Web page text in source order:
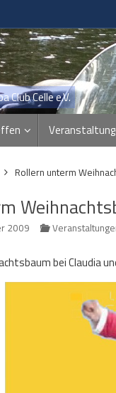
Club Celle e.V.
Rollern unterm
2009
bei Claudia